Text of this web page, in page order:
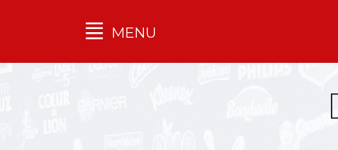
Qu'est-ce que l’Ilec
MENU